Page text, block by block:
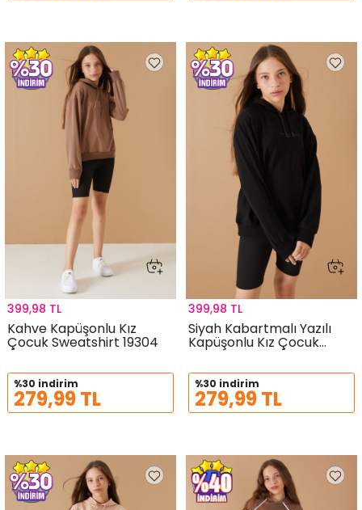
Kahve Kapüşonlu Kız
Çocuk Sweatshirt 19304
399,98 TL
%30 indirim
279,99 TL
Siyah Kabartmalı Yazılı
Kapüşonlu Kız Çocuk
Sweatshirt 19303
399,98 TL
%30 indirim
279,99 TL